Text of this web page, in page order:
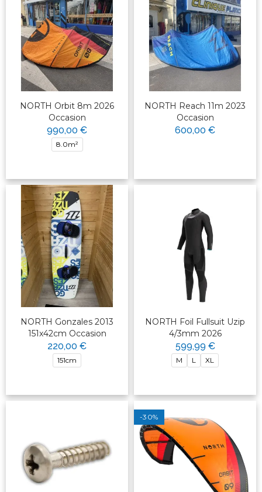
NORTH Orbit 8m 2026
Occasion
990,00 €
8.0m²
NORTH Reach 11m 2023
Occasion
600,00 €
NORTH Gonzales 2013
151x42cm Occasion
220,00 €
151cm
NORTH Foil Fullsuit Uzip
4/3mm 2026
599,99 €
M L XL
-30%